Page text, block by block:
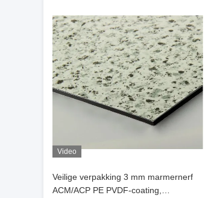
Video
Veilige verpakking 3 mm marmernerf
ACM/ACP PE PVDF-coating,